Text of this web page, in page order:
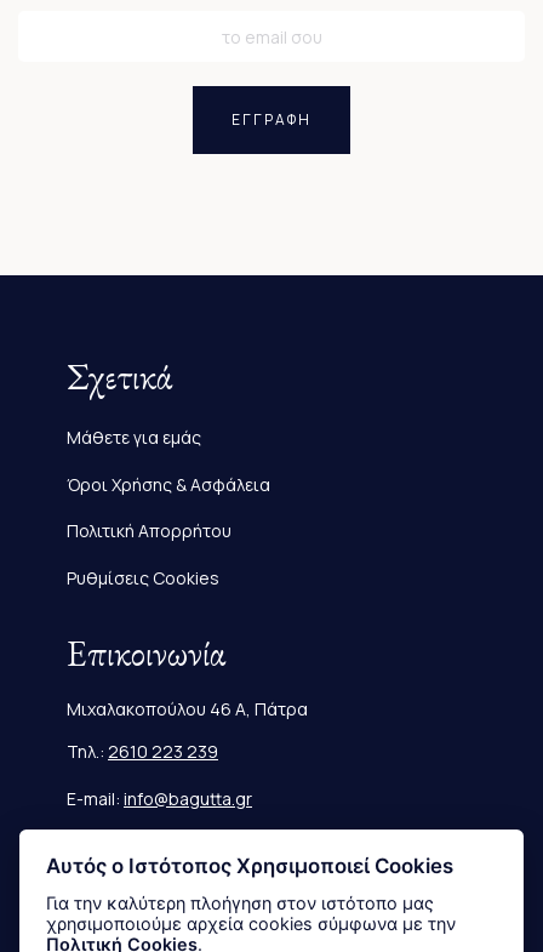
ΕΓΓΡΑΦΗ
Σχετικά
Μάθετε για εμάς
Όροι Χρήσης & Ασφάλεια
Πολιτική Απορρήτου
Ρυθμίσεις Cookies
Επικοινωνία
Μιχαλακοπούλου 46 Α, Πάτρα
Τηλ.: 2610 223 239
E-mail: info@bagutta.gr
Πληροφορίες
Μεγεθολόγιο
Αυτός ο Ιστότοπος Χρησιμοποιεί Cookies
Για την καλύτερη πλοήγηση στον ιστότοπο μας
χρησιμοποιούμε αρχεία cookies σύμφωνα με την
Πολιτική Cookies.